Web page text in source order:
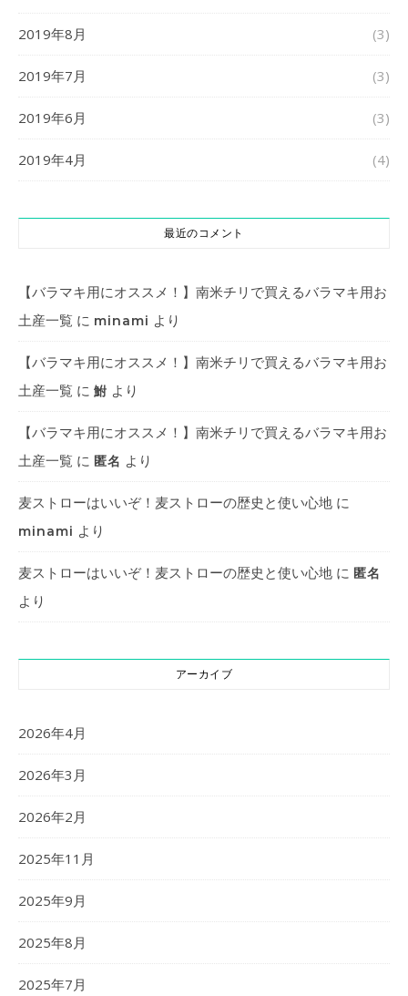
2019年8月 (3)
2019年7月 (3)
2019年6月 (3)
2019年4月 (4)
最近のコメント
【バラマキ用にオススメ！】南米チリで買えるバラマキ用お
土産一覧 に minami より
【バラマキ用にオススメ！】南米チリで買えるバラマキ用お
土産一覧 に 鮒 より
【バラマキ用にオススメ！】南米チリで買えるバラマキ用お
土産一覧 に 匿名 より
麦ストローはいいぞ！麦ストローの歴史と使い心地 に
minami より
麦ストローはいいぞ！麦ストローの歴史と使い心地 に 匿名
より
アーカイブ
2026年4月
2026年3月
2026年2月
2025年11月
2025年9月
2025年8月
2025年7月